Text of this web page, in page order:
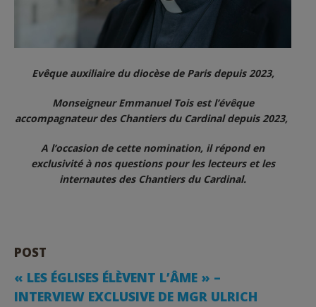
Evêque auxiliaire du diocèse de Paris depuis 2023,
Monseigneur Emmanuel Tois est l’évêque
accompagnateur des Chantiers du Cardinal depuis 2023,
A l’occasion de cette nomination, il répond en
exclusivité à nos questions pour les lecteurs et les
internautes des Chantiers du Cardinal.
POST
« LES ÉGLISES ÉLÈVENT L’ÂME » –
INTERVIEW EXCLUSIVE DE MGR ULRICH